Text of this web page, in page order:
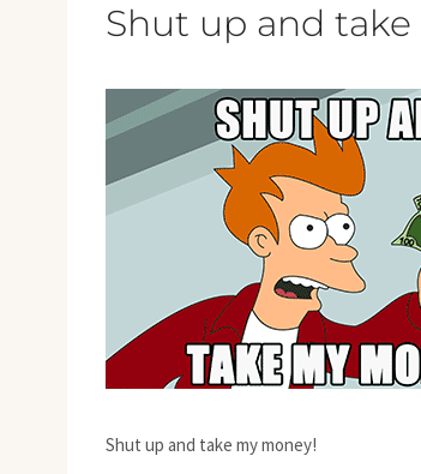
Shut up and
Shut up and take my money!